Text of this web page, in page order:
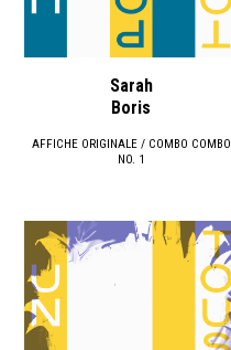
Sarah
Boris
AFFICHE ORIGINALE / COMBO COMBO
NO. 1